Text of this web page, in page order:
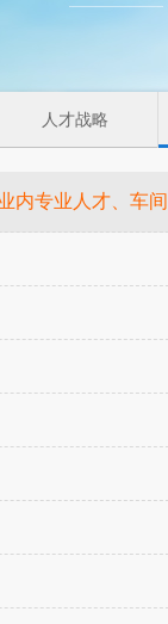
人才战略
内专业人才、车